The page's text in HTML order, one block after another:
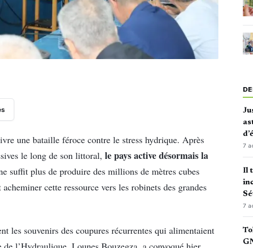
une bataille féroce contre le stress hydrique. Après
le long de son littoral, le pays active désormais la
suffit plus de produire des millions de mètres cubes
cette ressource vers les robinets des grandes
les souvenirs des coupures récurrentes qui alimentaient
7
Il
7